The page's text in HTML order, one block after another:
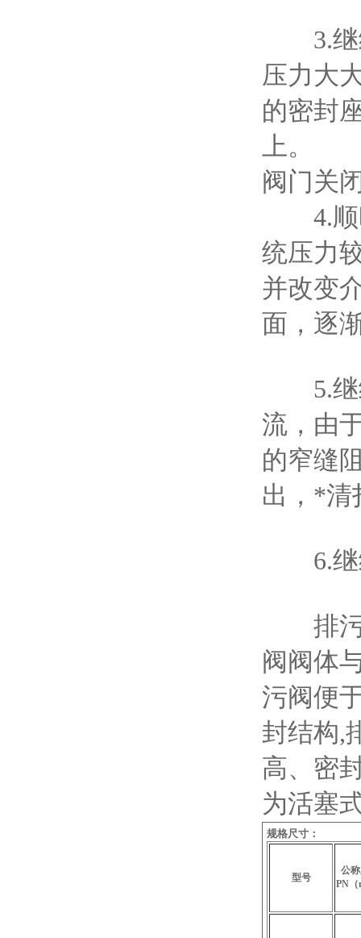
3.继续
压力大
的密封
上。
阀门关
4.顺时
统压力
并改变
面，逐
5.继续
流，由
的窄缝
出，*清
6.继续
排污
阀阀体
污阀便
封结构,
高、密
为活塞
规格尺寸：
型号
公
PN（